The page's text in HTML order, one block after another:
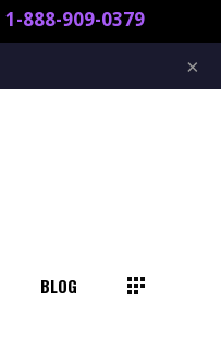
1-888-909-0379
×
BLOG
BLOG